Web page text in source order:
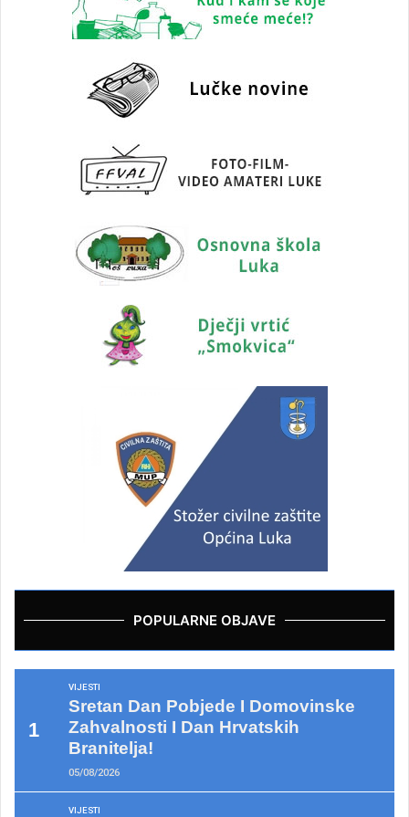
POPULARNE OBJAVE
VIJESTI
Sretan Dan Pobjede I Domovinske
Zahvalnosti I Dan Hrvatskih
Branitelja!
05/08/2026
VIJESTI